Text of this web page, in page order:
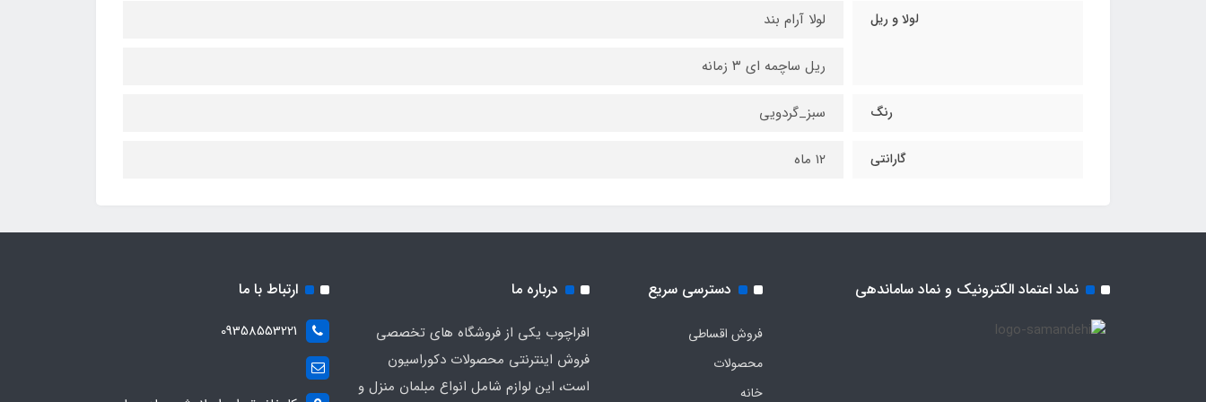
لولا و ریل لولا آرام بند
ریل ساچمه ای ۳ زمانه
رنگ سبز_گردویی
گارانتی ۱۲ ماه
نماد اعتماد الکترونیک و نماد ساماندهی دسترسی سریع
فروش اقساطی
محصولات
خانه
درباره ما
افراچوب یکی از فروشگاه های تخصصی
فروش اینترنتی محصولات دکوراسیون
است، این لوازم شامل انواع مبلمان منزل و
ارتباط با ما
09358553221